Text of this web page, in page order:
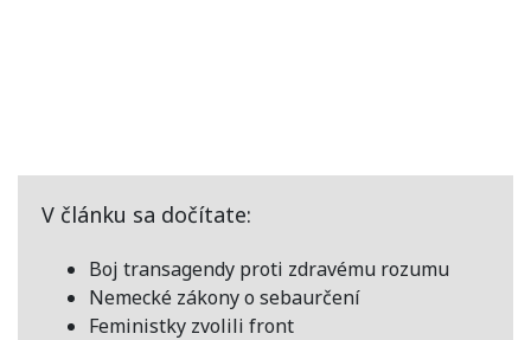
V článku sa dočítate:
Boj transagendy proti zdravému rozumu
Nemecké zákony o sebaurčení
Feministky zvolili front